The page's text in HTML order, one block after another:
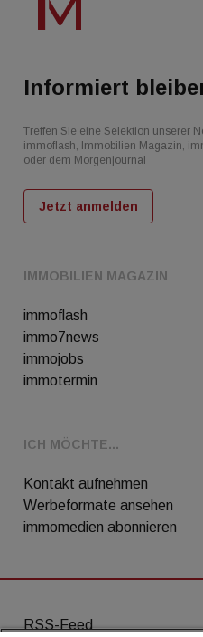
IMMOBILIEN MAGAZIN
immoflash
immo7news
immojobs
immotermin
ICH MÖCHTE...
Kontakt aufnehmen
Werbeformate ansehen
immomedien abonnieren
Informiert
Treffen Sie eine Selektion unserer
immoflash, Immobilien Magazin,
oder dem Morgenjournal
Jetzt anmelden
RSS-Feed